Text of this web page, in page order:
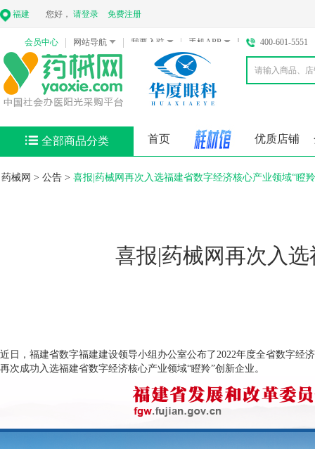
福建 您好， 请登录 免费注册
会员中心 网站导航 我要入驻 手机APP 400-601-5551
全部商品分类 首页 优质店铺
药械网 > 公告 > 喜报|药械网再次入选福建省数字经济核心产业领域“瞪
喜报|药械网再次入
近日，福建省数字福建建设领导小组办公室公布了2022年度全省数字
再次成功入选福建省数字经济核心产业领域“瞪羚”创新企业。